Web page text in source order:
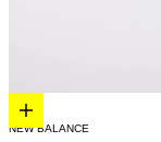
Elige opciones
NEW BALANCE